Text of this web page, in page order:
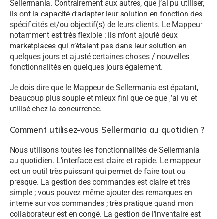
Sellermania. Contrairement aux autres, que j’ai pu utiliser,
ils ont la capacité d’adapter leur solution en fonction des
spécificités et/ou objectif(s) de leurs clients. Le Mappeur
notamment est très flexible : ils m’ont ajouté deux
marketplaces qui n’étaient pas dans leur solution en
quelques jours et ajusté certaines choses / nouvelles
fonctionnalités en quelques jours également.
Je dois dire que le Mappeur de Sellermania est épatant,
beaucoup plus souple et mieux fini que ce que j’ai vu et
utilisé chez la concurrence.
Comment utilisez-vous Sellermania au quotidien ?
Nous utilisons toutes les fonctionnalités de Sellermania
au quotidien. L’interface est claire et rapide. Le mappeur
est un outil très puissant qui permet de faire tout ou
presque. La gestion des commandes est claire et très
simple ; vous pouvez même ajouter des remarques en
interne sur vos commandes ; très pratique quand mon
collaborateur est en congé. La gestion de l’inventaire est